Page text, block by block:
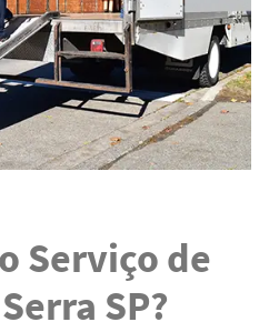
Serviço de
SP?